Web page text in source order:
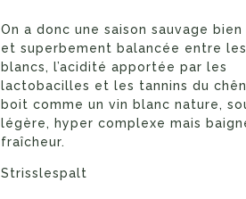
On a donc une saison sauvage bien
et superbement balancée entre les
blancs, l’acidité apportée par les
lactobacilles et les tannins du
boit comme un vin blanc nature,
légère, hyper complexe mais
fraîcheur.
Strisslespalt